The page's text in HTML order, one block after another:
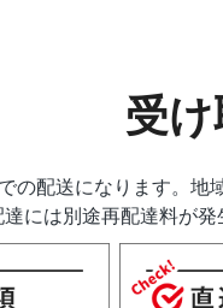
受
の配送になります。
には別途再配達料が